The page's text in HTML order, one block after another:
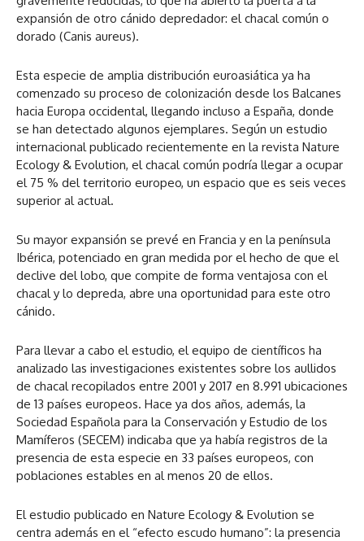
expansión de otro cánido depredador: el chacal común o
dorado (Canis aureus).
Esta especie de amplia distribución euroasiática ya ha
comenzado su proceso de colonización desde los Balcanes
hacia Europa occidental, llegando incluso a España, donde
se han detectado algunos ejemplares. Según un estudio
internacional publicado recientemente en la revista Nature
Ecology & Evolution, el chacal común podría llegar a ocupar
el 75 % del territorio europeo, un espacio que es seis veces
superior al actual.
Su mayor expansión se prevé en Francia y en la península
Ibérica, potenciado en gran medida por el hecho de que el
declive del lobo, que compite de forma ventajosa con el
chacal y lo depreda, abre una oportunidad para este otro
cánido.
Para llevar a cabo el estudio, el equipo de científicos ha
analizado las investigaciones existentes sobre los aullidos
de chacal recopilados entre 2001 y 2017 en 8.991 ubicaciones
de 13 países europeos. Hace ya dos años, además, la
Sociedad Española para la Conservación y Estudio de los
Mamíferos (SECEM) indicaba que ya había registros de la
presencia de esta especie en 33 países europeos, con
poblaciones estables en al menos 20 de ellos.
El estudio publicado en Nature Ecology & Evolution se
centra además en el “efecto escudo humano”: la presencia